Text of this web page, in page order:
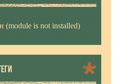
(module is not installed)